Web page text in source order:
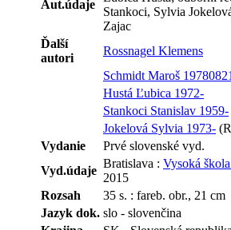
Aut.údaje
Stankoci, Sylvia
Zajac
Ďalší
autori
Rossnagel Klemens
Schmidt Maroš 19780821
Hustá Ľubica 1972-
Stankoci Stanislav 1959-
Jokelová Sylvia 1973-
Vydanie
Prvé slovenské vyd.
Vyd.údaje
Bratislava : Vysoká
2015
Rozsah
35 s. : fareb. obr., 21 cm
Jazyk dok. slo - slovenčina